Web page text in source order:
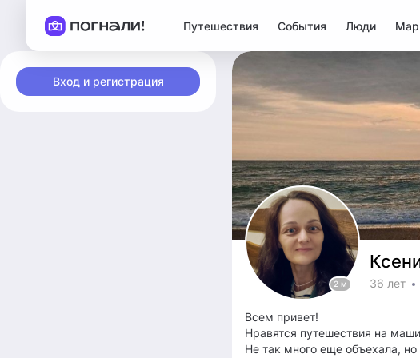
Путешествия События Люди
Вход и регистрация
2 м 36 лет
Всем привет!
Нравятся путешествия на
Не так много еще объехала,